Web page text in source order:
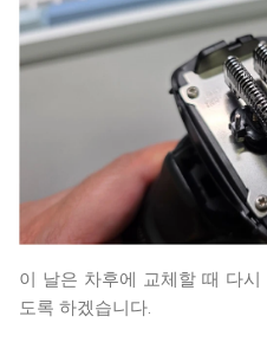
이 날은 차후에 교체할 때 다
도록 하겠습니다.